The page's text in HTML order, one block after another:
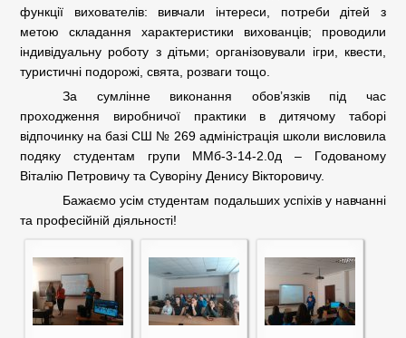
функції вихователів: вивчали інтереси, потреби дітей з
метою складання характеристики вихованців; проводили
індивідуальну роботу з дітьми; організовували ігри, квести,
туристичні подорожі, свята, розваги тощо.
За сумлінне виконання обов’язків під час
проходження виробничої практики в дитячому таборі
відпочинку на базі СШ № 269 адміністрація школи висловила
подяку студентам групи ММб-3-14-2.0д – Годованому
Віталію Петровичу та Суворіну Денису Вікторовичу.
Бажаємо усім студентам подальших успіхів у навчанні
та професійній діяльності!